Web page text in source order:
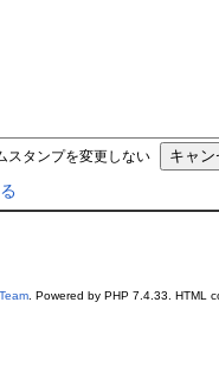
スタンプを変更しない
. Powered by PHP 7.4.33. HTML